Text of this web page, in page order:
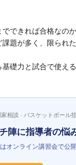
できれば合格なの
題が多く、限られ
礎力と試合で使え
相談 · バスケットボール
陣に指導者の悩
オンライン講習会で公開